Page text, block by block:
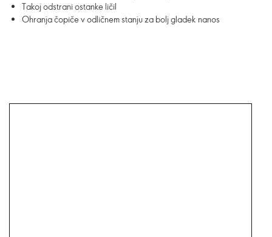
Takoj odstrani ostanke ličil
Ohranja čopiče v odličnem stanju za bolj gladek nanos